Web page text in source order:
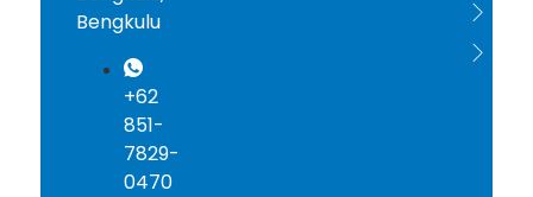
Bengkulu
+62
851-
7829-
0470